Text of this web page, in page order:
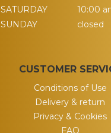
SATURDAY
10:00
SUNDAY
closed
CUSTOMER
Conditions of Use
Delivery & return
Privacy & Cookies
FAQ